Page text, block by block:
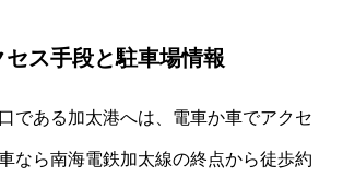
ス手段と駐車場情報
である加太港へは、電車か車でアクセ
なら南海電鉄加太線の終点から徒歩約